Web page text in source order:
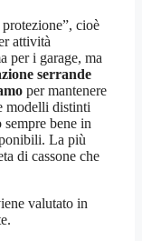
cioè
attività
per i garage, ma
serrande
per mantenere
modelli distinti
bene in
La più
di cassone che
valutato in